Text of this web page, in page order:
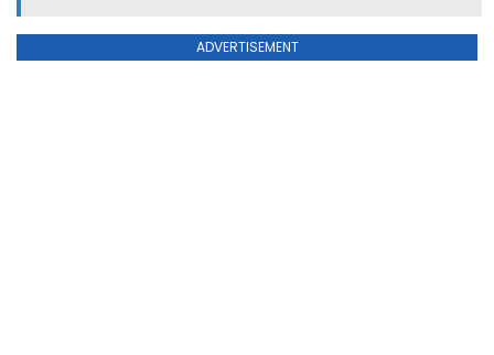
ADVERTISEMENT